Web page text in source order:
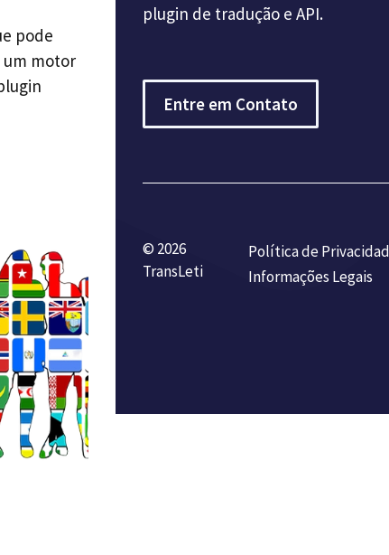
pode
motor
plugin de tradução e API.
Entre em Contato
© 2026
TransLeti
Política de
Informações Legais